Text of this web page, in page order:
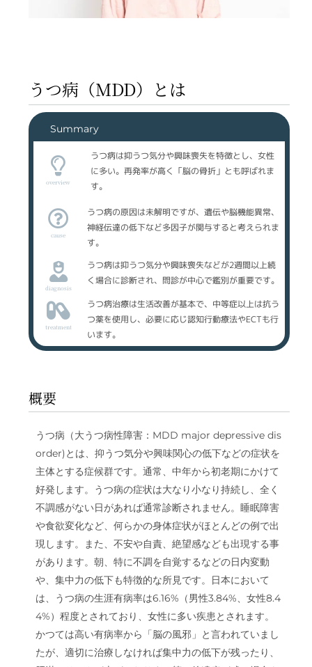
うつ病（MDD）とは
Summary
overview
うつ病は抑うつ気分や興味喪失を特徴とし、女性
に多い。再発率が高く「脳の骨折」とも呼ばれま
す。
cause
うつ病の原因は未解明ですが、遺伝や脳機能異常、
神経伝達の低下など多因子が関与すると考えられま
す。
diagnosis
うつ病は抑うつ気分や興味喪失などが2週間以上続
く場合に診断され、問診が中心で鑑別が重要です。
treatment
うつ病治療は生活改善が基本で、中等症以上は抗う
つ薬を使用し、必要に応じ認知行動療法やECTも行
います。
概要
うつ病（大うつ病性障害：MDD major depressive dis
order)とは、抑うつ気分や興味関心の低下などの症状を
主体とする症候群です。通常、中年から初老期にかけて
好発します。うつ病の症状は大なり小なり持続し、全く
不調感がない日があれば通常診断されません。睡眠障害
や食欲変化など、何らかの身体症状がほとんどの例で出
現します。また、不安や自責、絶望感なども出現する事
があります。朝、特に不調を自覚するなどの日内変動
や、集中力の低下も特徴的な所見です。日本において
は、うつ病の生涯有病率は6.16%（男性3.84%、女性8.4
4%）程度とされており、女性に多い疾患とされます。
かつては高い有病率から「脳の風邪」と言われていまし
たが、適切に治療しなければ集中力の低下が残ったり、